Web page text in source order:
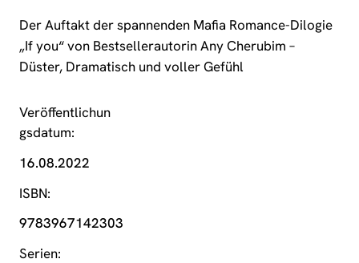
Der Auftakt der spannenden Mafia Romance-Dilogie
„If you“ von Bestsellerautorin Any Cherubim –
Düster, Dramatisch und voller Gefühl
Veröffentlichun
gsdatum
16.08.2022
ISBN
9783967142303
Serien